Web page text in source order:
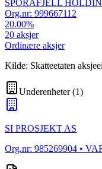
SPORAFJELL
Org.nr: 999667112
20.00%
20 aksjer
Ordinære aksjer
Kilde: Skatteetaten
Underenheter(1)
SI PROSJEKT AS
Org.nr: 985269904 •